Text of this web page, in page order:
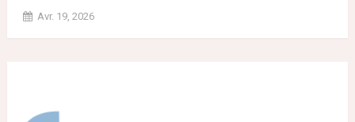
Avr. 19, 2026